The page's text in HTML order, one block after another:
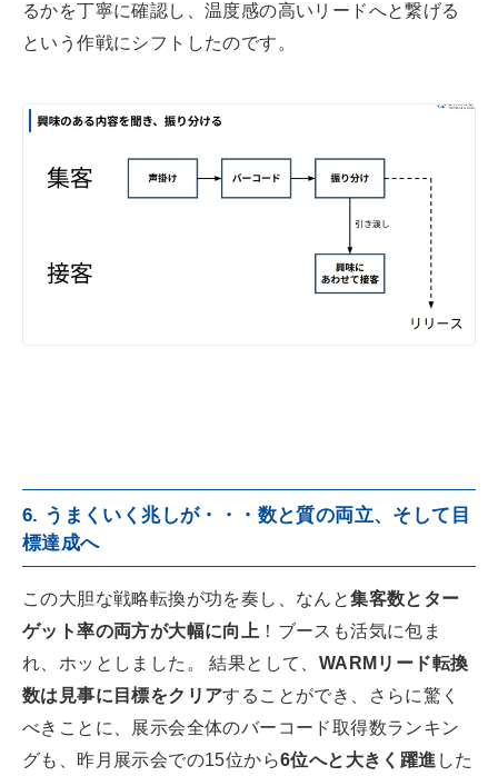
るかを丁寧に確認し、温度感の高いリードへと繋げる
という作戦にシフトしたのです。
6. うまくいく兆しが・・・数と質の両立、そして目
標達成へ
この大胆な戦略転換が功を奏し、なんと集客数とター
ゲット率の両方が大幅に向上 ！ブースも活気に包ま
れ、ホッとしました。 結果として、 WARMリード転換
数は見事に目標をクリアすることができ、さらに驚く
べきことに、展示会全体のバーコード取得数ランキン
グも、昨月展示会での15位から6位へと大きく躍進 した